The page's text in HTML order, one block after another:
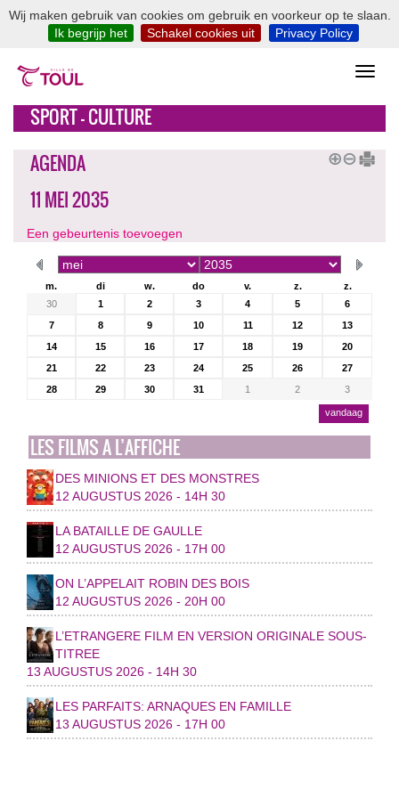
Wij maken gebruik van cookies om gebruik en voorkeur op te slaan.
Ik begrijp het
Schakel cookies uit Privacy Policy
SPORT - CULTURE
AGENDA
11 MEI 2035
Een gebeurtenis toevoegen
m. di w. do v. z.
z.
30
1 2 3 4 5
6
7
8 9 10 11 12
13
14
15 16 17 18 19
20
21
22 23 24 25 26
27
28
29 30 31 1 2 3
vandaag
LES FILMS A L’AFFICHE
DES MINIONS ET DES MONSTRES
12 AUGUSTUS 2026 - 14H 30
LA BATAILLE DE GAULLE
12 AUGUSTUS 2026 - 17H 00
ON L’APPELAIT ROBIN DES BOIS
12 AUGUSTUS 2026 - 20H 00
L’ETRANGERE FILM EN VERSION ORIGINALE SOUS-
TITREE
13 AUGUSTUS 2026 - 14H 30
LES PARFAITS: ARNAQUES EN FAMILLE
13 AUGUSTUS 2026 - 17H 00